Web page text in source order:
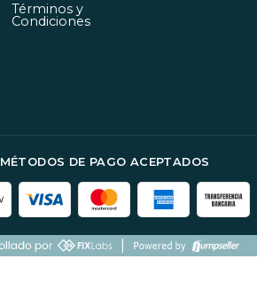
Términos y
Condiciones
MÉTODOS DE PAGO ACEPTADOS